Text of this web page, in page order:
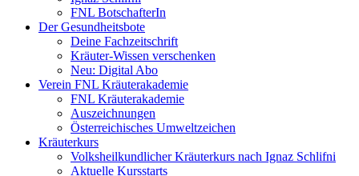
FNL BotschafterIn
Der Gesundheitsbote
Deine Fachzeitschrift
Kräuter-Wissen verschenken
Neu: Digital Abo
Verein FNL Kräuterakademie
FNL Kräuterakademie
Auszeichnungen
Österreichisches Umweltzeichen
Kräuterkurs
Volksheilkundlicher Kräuterkurs nach Ignaz Schlifni
Aktuelle Kursstarts